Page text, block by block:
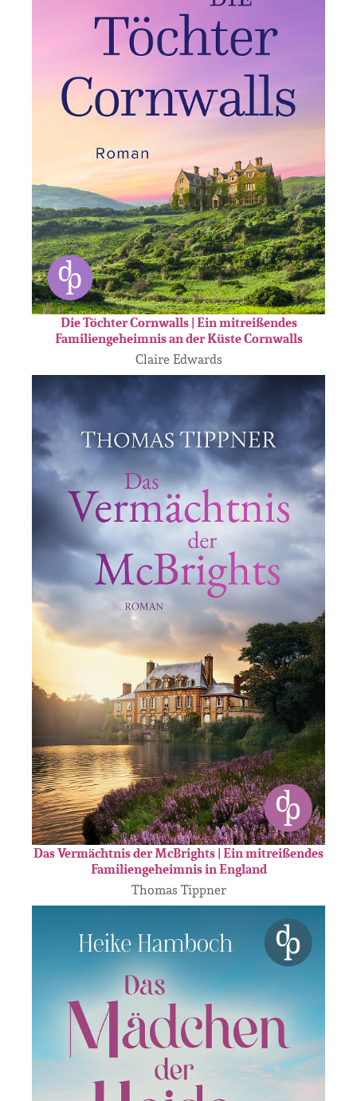
Die Töchter Cornwalls | Ein mitreißendes
Familiengeheimnis an der Küste Cornwalls
Claire Edwards
Das Vermächtnis der McBrights | Ein mitreißendes
Familiengeheimnis in England
Thomas Tippner